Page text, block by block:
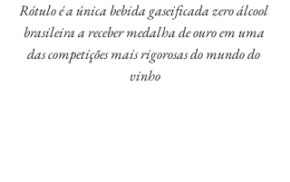
Rótulo é a única bebida gaseificada zero álcool
brasileira a receber medalha de ouro em uma
das competições mais rigorosas do mundo do
vinho